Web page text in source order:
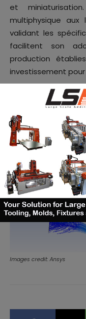
et
multiphysique aux
validant les
facilitent son
production
investissement pour
Cet article a été
Product Manager
Images credit: Ansys